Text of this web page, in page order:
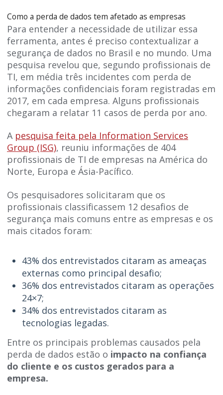
Como a perda de dados tem afetado as empresas
Para entender a necessidade de utilizar essa
ferramenta, antes é preciso contextualizar a
segurança de dados no Brasil e no mundo. Uma
pesquisa revelou que, segundo profissionais de
TI, em média três incidentes com perda de
informações confidenciais foram registradas em
2017, em cada empresa. Alguns profissionais
chegaram a relatar 11 casos de perda por ano.
A pesquisa feita pela Information Services
Group (ISG), reuniu informações de 404
profissionais de TI de empresas na América do
Norte, Europa e Ásia-Pacífico.
Os pesquisadores solicitaram que os
profissionais classificassem 12 desafios de
segurança mais comuns entre as empresas e os
mais citados foram:
43% dos entrevistados citaram as ameaças
externas como principal desafio;
36% dos entrevistados citaram as operações
24×7;
34% dos entrevistados citaram as
tecnologias legadas.
Entre os principais problemas causados pela
perda de dados estão o impacto na confiança
do cliente e os custos gerados para a
empresa.